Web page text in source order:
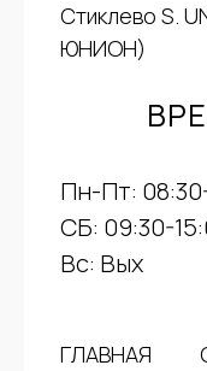
Стиклево S.
ЮНИОН)
Пн-Пт:
СБ: 09:30-
Вс: Вых
ГЛАВНАЯ